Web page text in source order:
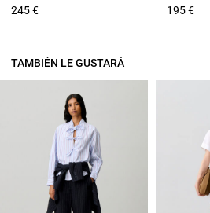
245 €
195 €
TAMBIÉN LE GUSTARÁ